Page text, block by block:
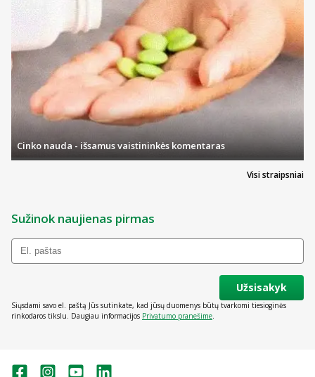
Visi straipsniai
Cinko nauda - išsamus vaistininkės komentaras
Sužinok naujienas pirmas
Užsisakyk
Siųsdami savo el. paštą Jūs sutinkate, kad jūsų duomenys būtų tvarkomi tiesioginės
rinkodaros tikslu. Daugiau informacijos Privatumo pranešime.